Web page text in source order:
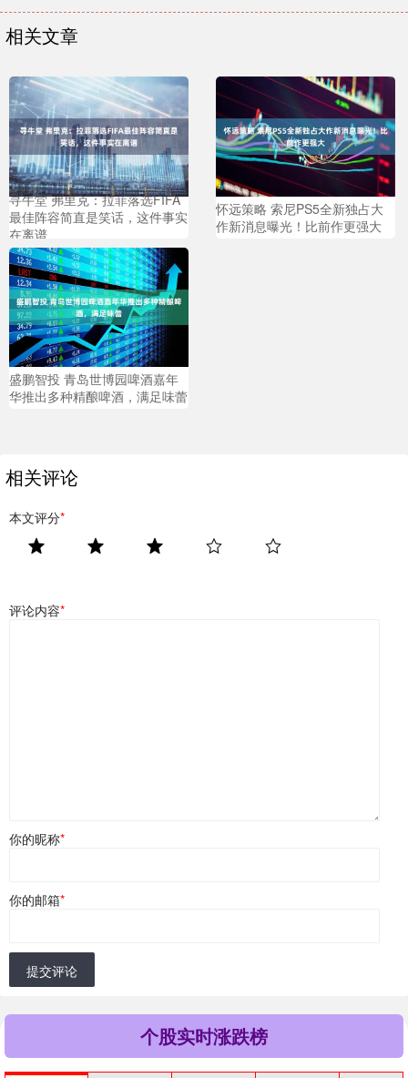
相关文章
寻牛堂 弗里克：拉菲落选FIFA
最佳阵容简直是笑话，这件事实
在离谱
怀远策略 索尼PS5全新独占大
作新消息曝光！比前作更强大
盛鹏智投 青岛世博园啤酒嘉年
华推出多种精酿啤酒，满足味蕾
相关评论
本文评分*
评论内容*
你的昵称*
你的邮箱*
提交评论
个股实时涨跌榜